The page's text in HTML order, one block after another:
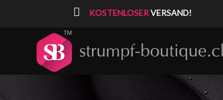
KOSTENLOSERVERSAND!